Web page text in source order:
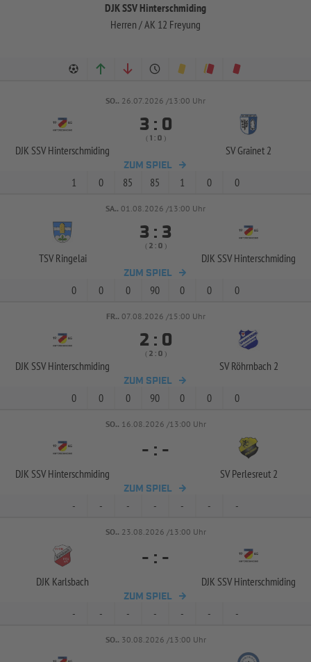
DJK SSV Hinterschmiding
Herren / AK 12 Freyung
SO.. 26.07.2026 /13:00 Uhr
DJK SSV Hinterschmiding
 : 
(  :  )
SV Grainet 2
ZUM SPIEL
1 0 85 85 1 0 0
SA.. 01.08.2026 /13:00 Uhr
TSV Ringelai
 : 
(  :  )
DJK SSV Hinterschmiding
ZUM SPIEL
0 0 0 90 0 0 0
FR.. 07.08.2026 /15:00 Uhr
DJK SSV Hinterschmiding
 : 
(  :  )
SV Röhrnbach 2
ZUM SPIEL
0 0 0 90 0 0 0
SO.. 16.08.2026 /13:00 Uhr
DJK SSV Hinterschmiding
- : -
SV Perlesreut 2
ZUM SPIEL
- - - - - - -
SO.. 23.08.2026 /13:00 Uhr
DJK Karlsbach
- : -
DJK SSV Hinterschmiding
ZUM SPIEL
- - - - - - -
SO.. 30.08.2026 /13:00 Uhr